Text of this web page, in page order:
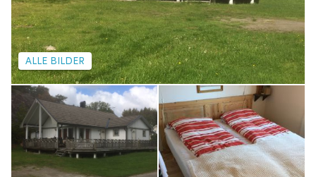
ALLE BILDER